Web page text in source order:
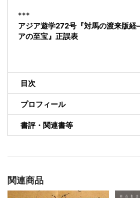
***
アジア遊学272号『対馬の渡来版
アの至宝』正誤表
目次
プロフィール
書評・関連書等
関連商品